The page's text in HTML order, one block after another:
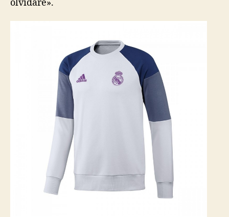
olvidaré».